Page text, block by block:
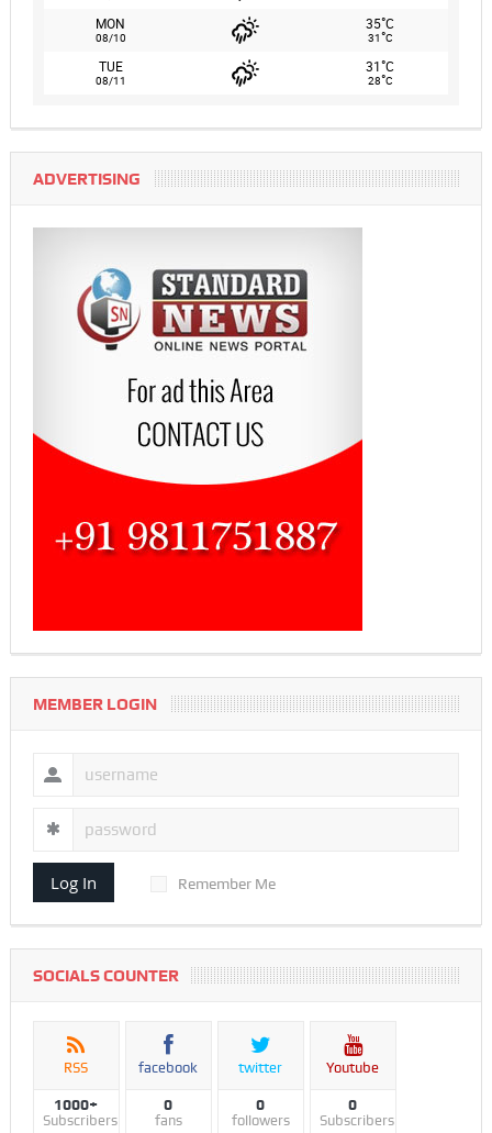
MON
08/10
35°C
31°C
TUE
08/11
31°C
28°C
ADVERTISING
MEMBER LOGIN
Log In Remember Me
SOCIALS COUNTER
RSS
1000+
Subscribers
facebook
0
fans
twitter
0
followers
Youtube
0
Subscribers